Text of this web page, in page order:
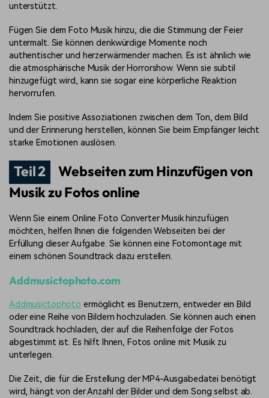
unterstützt.
Fügen Sie dem Foto Musik hinzu, die die Stimmung der Feier
untermalt. Sie können denkwürdige Momente noch
authentischer und herzerwärmender machen. Es ist ähnlich wie
die atmosphärische Musik der Horrorshow. Wenn sie subtil
hinzugefügt wird, kann sie sogar eine körperliche Reaktion
hervorrufen.
Indem Sie positive Assoziationen zwischen dem Ton, dem Bild
und der Erinnerung herstellen, können Sie beim Empfänger leicht
starke Emotionen auslösen.
Teil 2
Webseiten zum Hinzufügen von
Musik zu Fotos online
Wenn Sie einem Online Foto Converter Musik hinzufügen
möchten, helfen Ihnen die folgenden Webseiten bei der
Erfüllung dieser Aufgabe. Sie können eine Fotomontage mit
einem schönen Soundtrack dazu erstellen.
Addmusictophoto.com
Addmusictophoto ermöglicht es Benutzern, entweder ein Bild
oder eine Reihe von Bildern hochzuladen. Sie können auch einen
Soundtrack hochladen, der auf die Reihenfolge der Fotos
abgestimmt ist. Es hilft Ihnen, Fotos online mit Musik zu
unterlegen.
Die Zeit, die für die Erstellung der MP4-Ausgabedatei benötigt
wird, hängt von der Anzahl der Bilder und dem Song selbst ab.